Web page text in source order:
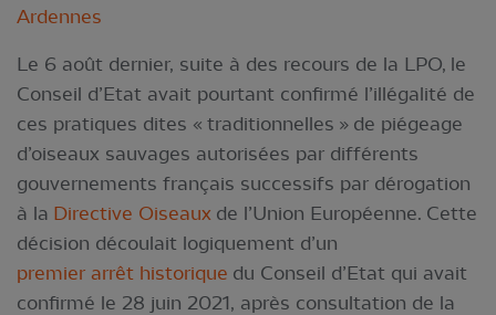
Ardennes
Le 6 août dernier, suite à des recours de la LPO, le
Conseil d’Etat avait pourtant confirmé l’illégalité de
ces pratiques dites « traditionnelles » de piégeage
d’oiseaux sauvages autorisées par différents
gouvernements français successifs par dérogation
à la Directive Oiseaux de l’Union Européenne. Cette
décision découlait logiquement d’un
premier arrêt historique du Conseil d’Etat qui avait
confirmé le 28 juin 2021, après consultation de la